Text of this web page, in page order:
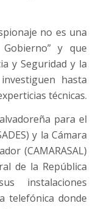
no es una
y que
y Seguridad y la
hasta
técnicas.
para el
y la Cámara
(CAMARASAL)
de la República
instalaciones
telefónica donde